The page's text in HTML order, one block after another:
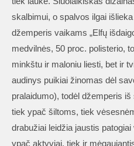
skalbimui, o spalvos ilgai
džemperis vaikams „Elfų
medvilnės, 50 proc. polisterio,
minkštu ir maloniu liesti, bet ir
audinys puikiai žinomas dėl
pralaidumo), todėl džemperis
tiek ypač šiltoms, tiek
drabužiai leidžia jaustis
ypač aktyviai, tiek ir